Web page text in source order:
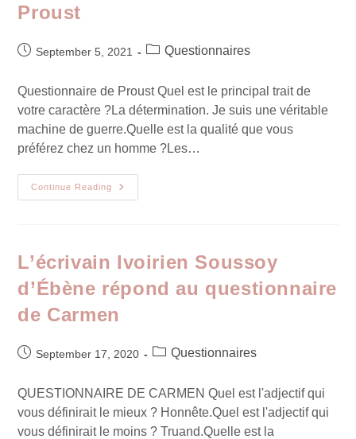
Proust
September 5, 2021 Questionnaires
Questionnaire de Proust Quel est le principal trait de
votre caractère ?La détermination. Je suis une véritable
machine de guerre.Quelle est la qualité que vous
préférez chez un homme ?Les…
Continue Reading
L’écrivain Ivoirien Soussoy
d’Ébène répond au questionnaire
de Carmen
September 17, 2020 Questionnaires
QUESTIONNAIRE DE CARMEN Quel est l'adjectif qui
vous définirait le mieux ? Honnête.Quel est l'adjectif qui
vous définirait le moins ? Truand.Quelle est la